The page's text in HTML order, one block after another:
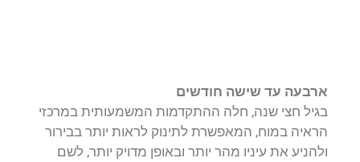
ארבעה עד שישה חודשים
בגיל חצי שנה, חלה ההתקדמות המשמעותית במרכזי
הראיה במוח, המאפשרת לתינוק לראות יותר בבירור
ולהניע את עיניו מהר יותר ובאופן מדויק יותר, לשם